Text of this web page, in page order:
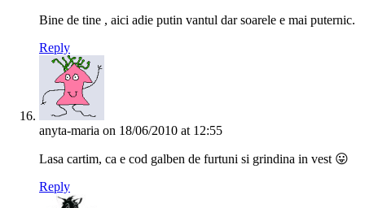
Bine de tine , aici adie putin vantul dar soarele e mai puternic.
Reply
anyta-maria on 18/06/2010 at 12:55
Lasa cartim, ca e cod galben de furtuni si grindina in vest 😛
Reply